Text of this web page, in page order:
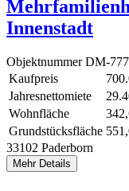
Innenstadt
Objektnummer DM-
Kaufpreis
Jahresnettomiete
Wohnfläche
Grundstücksfläche
33102 Paderborn
Mehr Details